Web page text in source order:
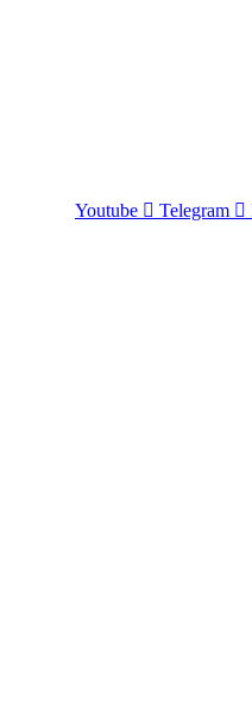
Youtube